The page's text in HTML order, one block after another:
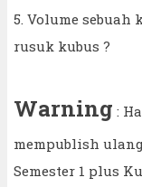
5. Volume sebuah
rusuk kubus ?
Warning :
mempublish
Semester 1 plus